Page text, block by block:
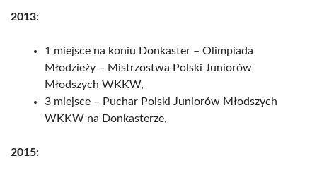
2013:
1 miejsce na koniu Donkaster – Olimpiada
Młodzieży – Mistrzostwa Polski Juniorów
Młodszych WKKW,
3 miejsce – Puchar Polski Juniorów Młodszych
WKKW na Donkasterze,
2015: